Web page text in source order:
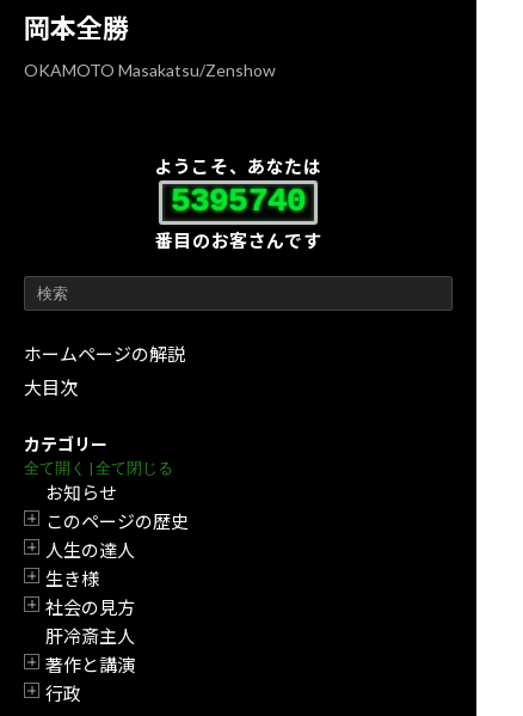
岡本全勝
OKAMOTO Masakatsu/Zenshow
ようこそ、あなたは
5395740
番目のお客さんです
ホームページの解説
大目次
カテゴリー
全て開く | 全て閉じる
お知らせ
開閉
このページの歴史
開閉
人生の達人
開閉
生き様
開閉
社会の見方
肝冷斎主人
開閉
著作と講演
開閉
行政